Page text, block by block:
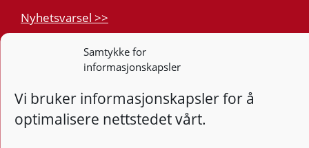
Samtykke for
informasjonskapsler
Vi bruker informasjonskapsler for å
optimalisere nettstedet vårt.
Nyhetsvarsel >>